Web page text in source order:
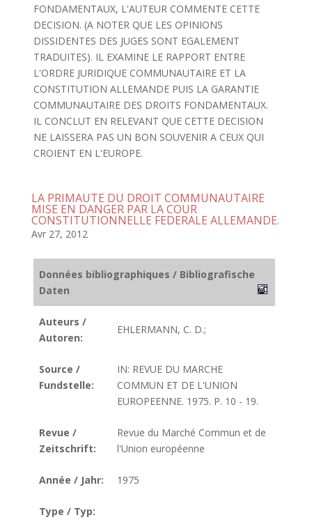
FONDAMENTAUX, L'AUTEUR COMMENTE CETTE
DECISION. (A NOTER QUE LES OPINIONS
DISSIDENTES DES JUGES SONT EGALEMENT
TRADUITES). IL EXAMINE LE RAPPORT ENTRE
L'ORDRE JURIDIQUE COMMUNAUTAIRE ET LA
CONSTITUTION ALLEMANDE PUIS LA GARANTIE
COMMUNAUTAIRE DES DROITS FONDAMENTAUX.
IL CONCLUT EN RELEVANT QUE CETTE DECISION
NE LAISSERA PAS UN BON SOUVENIR A CEUX QUI
CROIENT EN L'EUROPE.
LA PRIMAUTE DU DROIT COMMUNAUTAIRE
MISE EN DANGER PAR LA COUR
CONSTITUTIONNELLE FEDERALE ALLEMANDE.
Avr 27, 2012
Données bibliographiques / Bibliografische
Daten
Auteurs /
Autoren:
EHLERMANN, C. D.;
Source /
Fundstelle:
IN: REVUE DU MARCHE
COMMUN ET DE L'UNION
EUROPEENNE. 1975. P. 10 - 19.
Revue /
Zeitschrift:
Revue du Marché Commun et de
l'Union européenne
Année / Jahr: 1975
Type / Typ: